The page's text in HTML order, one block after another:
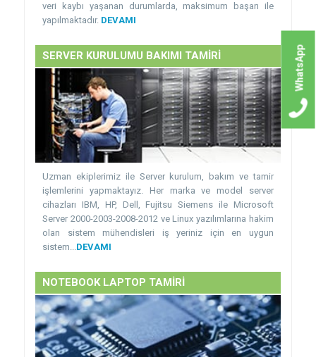
veri kaybı yaşanan durumlarda, maksimum başarı ile
yapılmaktadır. DEVAMI
SERVER KURULUMU BAKIMI TAMİRİ
Uzman ekiplerimiz ile Server kurulum, bakım ve tamir
işlemlerini yapmaktayız. Her marka ve model server
cihazları IBM, HP, Dell, Fujitsu Siemens ile Microsoft
Server 2000-2003-2008-2012 ve Linux yazılımlarına hakim
olan sistem mühendisleri iş yeriniz için en uygun
sistem... DEVAMI
NOTEBOOK LAPTOP TAMİRİ
WhatsApp